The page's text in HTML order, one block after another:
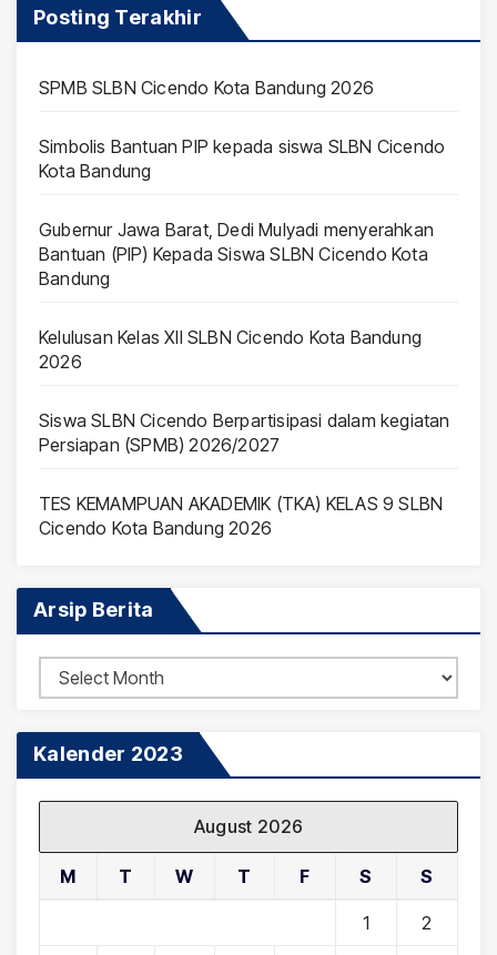
Posting Terakhir
SPMB SLBN Cicendo Kota Bandung 2026
Simbolis Bantuan PIP kepada siswa SLBN Cicendo
Kota Bandung
Gubernur Jawa Barat, Dedi Mulyadi menyerahkan
Bantuan (PIP) Kepada Siswa SLBN Cicendo Kota
Bandung
Kelulusan Kelas XII SLBN Cicendo Kota Bandung
2026
Siswa SLBN Cicendo Berpartisipasi dalam kegiatan
Persiapan (SPMB) 2026/2027
TES KEMAMPUAN AKADEMIK (TKA) KELAS 9 SLBN
Cicendo Kota Bandung 2026
Arsip Berita
Arsip
Berita
Kalender 2023
August 2026
M T W T F S S
1 2